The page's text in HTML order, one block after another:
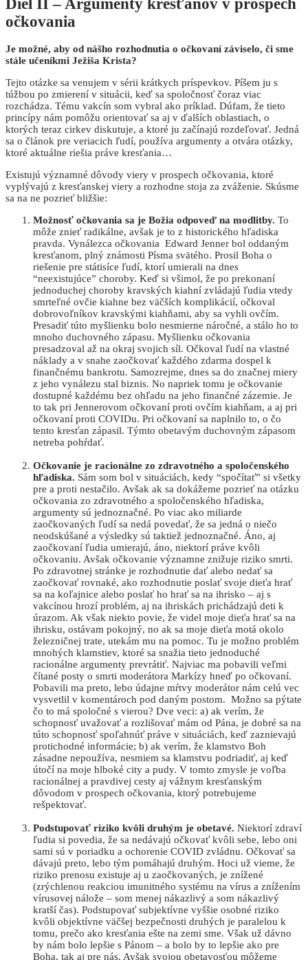
Diel II – Argumenty kresťanov v prospech
očkovania
Je možné, aby od nášho rozhodnutia o očkovaní záviselo, či sme
stále učeníkmi Ježiša Krista?
Tejto otázke sa venujem v sérii krátkych príspevkov. Píšem ju s
túžbou po zmierení v situácii, keď sa spoločnosť čoraz viac
rozchádza. Tému vakcín som vybral ako príklad. Dúfam, že tieto
princípy nám pomôžu orientovať sa aj v ďalších oblastiach, o
ktorých teraz cirkev diskutuje, a ktoré ju začínajú rozdeľovať. Jedná
sa o článok pre veriacich ľudí, používa argumenty a otvára otázky,
ktoré aktuálne riešia práve kresťania…
Existujú významné dôvody viery v prospech očkovania, ktoré
vyplývajú z kresťanskej viery a rozhodne stoja za zváženie. Skúsme
sa na ne pozrieť bližšie:
Možnosť očkovania sa je Božia odpoveď na modlitby. To
môže znieť radikálne, avšak je to z historického hľadiska
pravda. Vynálezca očkovania Edward Jenner bol oddaným
kresťanom, plný známosti Písma svätého. Prosil Boha o
riešenie pre státisíce ľudí, ktorí umierali na dnes
“neexistujúce” choroby. Keď si všimol, že po prekonaní
jednoduchej choroby kravských kiahní zvládajú ľudia vtedy
smrteľné ovčie kiahne bez väčších komplikácií, očkoval
dobrovoľníkov kravskými kiahňami, aby sa vyhli ovčím.
Presadiť túto myšlienku bolo nesmierne náročné, a stálo ho to
mnoho duchovného zápasu. Myšlienku očkovania
presadzoval až na okraj svojich síl. Očkoval ľudí na vlastné
náklady a v snahe zaočkovať každého zdarma dospel k
finančnému bankrotu. Samozrejme, dnes sa do značnej miery
z jeho vynálezu stal biznis. No napriek tomu je očkovanie
dostupné každému bez ohľadu na jeho finančné zázemie. Je
to tak pri Jennerovom očkovaní proti ovčím kiahňam, a aj pri
očkovaní proti COVIDu. Pri očkovaní sa naplnilo to, o čo
tento kresťan zápasil. Týmto obetavým duchovným zápasom
netreba pohŕdať.
Očkovanie je racionálne zo zdravotného a spoločenského
hľadiska. Sám som bol v situáciách, kedy “spočítať” si všetky
pre a proti nestačilo. Avšak ak sa dokážeme pozrieť na otázku
očkovania zo zdravotného a spoločenského hľadiska,
argumenty sú jednoznačné. Po viac ako miliarde
zaočkovaných ľudí sa nedá povedať, že sa jedná o niečo
neodskúšané a výsledky sú taktiež jednoznačné. Áno, aj
zaočkovaní ľudia umierajú, áno, niektorí práve kvôli
očkovaniu. Avšak očkovanie významne znižuje riziko smrti.
Po zdravotnej stránke je rozhodnutie dať alebo nedať sa
zaočkovať rovnaké, ako rozhodnutie poslať svoje dieťa hrať
sa na koľajnice alebo poslať ho hrať sa na ihrisko – aj s
vakcínou hrozí problém, aj na ihriskách prichádzajú deti k
úrazom. Ak však niekto povie, že videl moje dieťa hrať sa na
ihrisku, ostávam pokojný, no ak sa moje dieťa motá okolo
železničnej trate, utekám mu na pomoc. Tu je možno problém
mnohých klamstiev, ktoré sa snažia tieto jednoduché
racionálne argumenty prevrátiť. Najviac ma pobavili veľmi
čítané posty o smrti moderátora Markízy hneď po očkovaní.
Pobavili ma preto, lebo údajne mŕtvy moderátor nám celú vec
vysvetlil v komentároch pod daným postom. Možno sa pýtate
čo to má spoločné s vierou? Dve veci: a) ak verím, že
schopnosť uvažovať a rozlišovať mám od Pána, je dobré sa na
túto schopnosť spoľahnúť práve v situáciách, keď zaznievajú
protichodné informácie; b) ak verím, že klamstvo Boh
zásadne nepoužíva, nesmiem sa klamstvu podriadiť, aj keď
útočí na moje hlboké city a pudy. V tomto zmysle je voľba
racionálnej a pravdivej cesty aj vážnym kresťanským
dôvodom v prospech očkovania, ktorý potrebujeme
rešpektovať.
Podstupovať riziko kvôli druhým je obetavé. Niektorí zdraví
ľudia si povedia, že sa nedávajú očkovať kvôli sebe, lebo oni
sami sú v poriadku a ochorenie COVID zvládnu. Očkovať sa
dávajú preto, lebo tým pomáhajú druhým. Hoci už vieme, že
riziko prenosu existuje aj u zaočkovaných, je znížené
(zrýchlenou reakciou imunitného systému na vírus a znížením
vírusovej nálože – som menej nákazlivý a som nákazlivý
kratší čas). Podstupovať subjektívne vyššie osobné riziko
kvôli objektívne väčšej bezpečnosti druhých je paralelou k
tomu, prečo ako kresťania ešte na zemi sme. Však už dávno
by nám bolo lepšie s Pánom – a bolo by to lepšie ako pre
Boha, tak aj pre nás. Avšak svojou obetavosťou môžeme